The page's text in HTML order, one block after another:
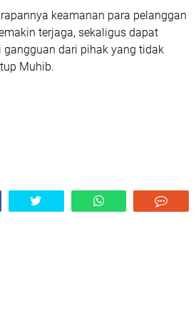
keamanan para pelanggan
terjaga, sekaligus dapat
dari pihak yang tidak
Muhib.